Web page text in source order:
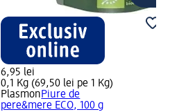
6,95 lei
0,1 Kg (69,50 lei pe 1 Kg)
PlasmonPiure de
pere&mere ECO, 100 g